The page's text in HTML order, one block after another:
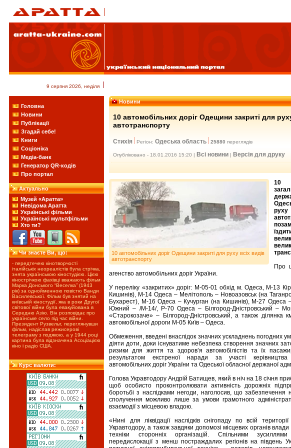
9 серпня 2026, неділя
Головна
Новини
Публікації
Згадай себе!
Книги
Соціоніка
Медіа-банк
Генератор QR-кодів
Про портал
Актуально
Музей «Аратта»
Невідома Аратта
Українські фільми
Українські мультфільми
Хто ти?
Чи знаєте Ви, що:
- передтечею кінотворчості
італійськіх неореалістів була стрічка,
знята українською кіностудією. Цією
кінострічкою фахівці вважають фільм
Марка Донського “Веселка” (1943
рік) за однойменною повістю Ванди
Василевської. Фільм був знятий на
київській кіностудії, яка в роки Другої
світової війни була евакуйована в
Середню Азію. Він розповідає про
українське село під час війни.
Президент Рузвельт, переглянувши
фільм, надіслав режисерові
телеграму з подякою, а у 1944 році
картина була відзначена Асоціацією
кіно і радіо США.
Курс валюти:
Новини
10 автомобільних доріг Одещини закриті для
автотранспорту
Стихія Регіон: Одеська область 25880 переглядів
Опубліковано - 18.01.2016 15:20 | Всі новини | Версія для друку
10 автомобільних доріг Одещини закриті для руху всіх видів
автотранспорту
10
Про
агенство автомобільних доріг України.
У переліку «закритих» доріг: М-05-01 обхід м. Одеса, М-13
Кишинів), М-14 Одеса – Мелітополь – Новоазовськ (на
Бухарест), М-16 Одеса – Кучурган (на Кишинів), М-27 Одеса –
Южний – /М-14/, Р-70 Одеса – Білгород-Дністровський –
«Старокозаче» – Білгород-Дністровський, а також
автомобільної дороги М-05 Київ – Одеса.
Обмеження, введені внаслідок значних ускладнень погодних
діяти доти, доки існуватиме небезпека створення значних
ризики для життя та здоров’я автомобілістів та їх
результатом екстреної наради за участі керівництва
автомобільних доріг України та Одеської обласної держаної
Голова Укравтодору Андрій Батищев, який в ніч на 18 січня
щоб особисто проконтролювати активність дорожніх
боротьбі з наслідками негоди, наголосив, що забезпечення
сполучення можливо лише за умови грамотного
взаємодії з місцевою владою.
«Нині для ліквідації наслідків снігопаду по всій
Укравтодору, а також завдяки допомозі місцевих органів
техніки сторонніх організацій. Спільними
передислокації з менш постраждалих регіонів на південь